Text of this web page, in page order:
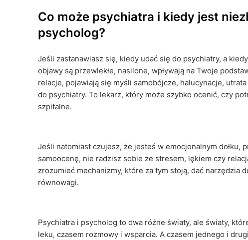
Co może psychiatra i kiedy jest
psycholog?
Jeśli zastanawiasz się, kiedy udać się do psychiatry, a
objawy są przewlekłe, nasilone, wpływają na Twoje
relacje, pojawiają się myśli samobójcze, halucynacje,
do psychiatry. To lekarz, który może szybko ocenić, czy
szpitalne.
Jeśli natomiast czujesz, że jesteś w emocjonalnym dołku,
samoocenę, nie radzisz sobie ze stresem, lękiem czy
zrozumieć mechanizmy, które za tym stoją, dać narzędzia
równowagi.
Psychiatra i psycholog to dwa różne światy, ale światy,
leku, czasem rozmowy i wsparcia. A czasem jednego i